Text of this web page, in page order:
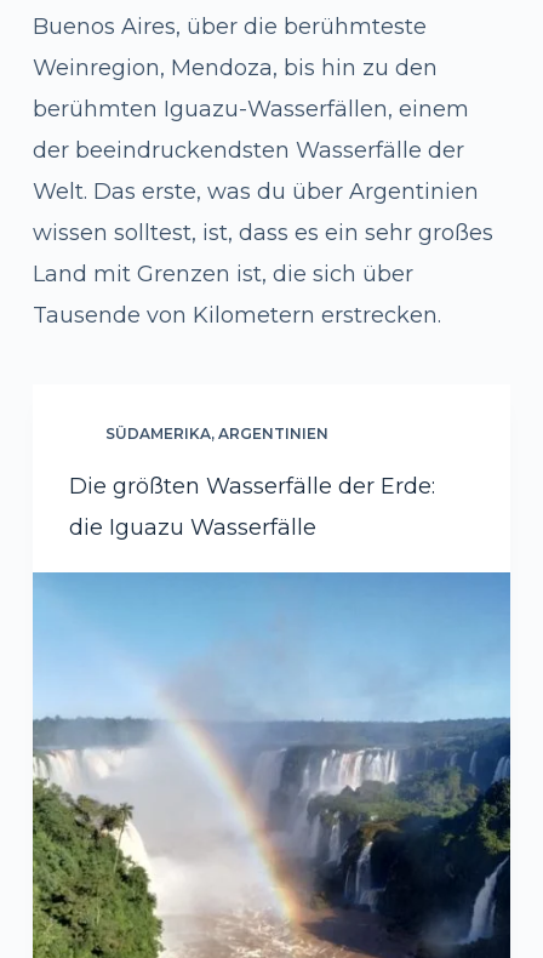
Buenos Aires, über die berühmteste
Weinregion, Mendoza, bis hin zu den
berühmten Iguazu-Wasserfällen, einem
der beeindruckendsten Wasserfälle der
Welt. Das erste, was du über Argentinien
wissen solltest, ist, dass es ein sehr großes
Land mit Grenzen ist, die sich über
Tausende von Kilometern erstrecken.
SÜDAMERIKA, ARGENTINIEN
Die größten Wasserfälle der Erde:
die Iguazu Wasserfälle